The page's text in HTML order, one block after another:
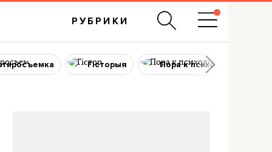
РУБРИКИ
Гісторыя Пора к психологу